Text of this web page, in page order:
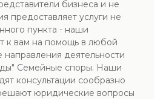
бизнеса и не
предоставляет услуги не
пункта - наши
к вам на помощь в любой
деятельности
Семейные споры. Наши
консультации сообразно
юридические вопросы